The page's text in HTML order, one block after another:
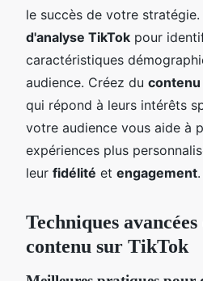
le succès de votre
d'analyse TikTok pour
caractéristiques
audience. Créez du contenu
qui répond à leurs intérêts
votre audience vous aide à
expériences plus
leur fidélité et engagement.
Techniques
contenu sur TikTok